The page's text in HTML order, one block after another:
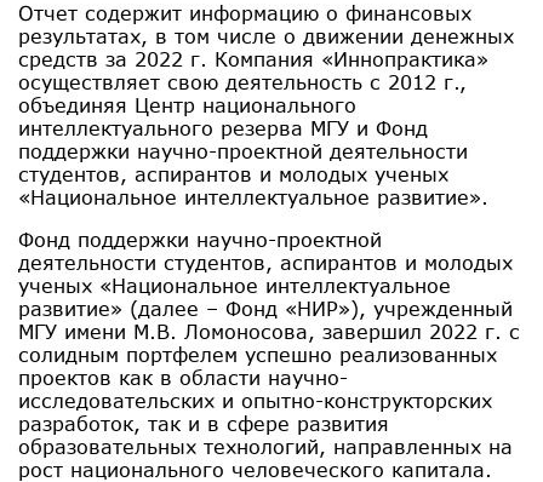
Отчет содержит информацию о финансовых
результатах, в том числе о движении денежных
средств за 2022 г. Компания «Иннопрактика»
осуществляет свою деятельность с 2012 г.,
объединяя Центр национального
интеллектуального резерва МГУ и Фонд
поддержки научно-проектной деятельности
студентов, аспирантов и молодых ученых
«Национальное интеллектуальное развитие».
Фонд поддержки научно-проектной
деятельности студентов, аспирантов и молодых
ученых «Национальное интеллектуальное
развитие» (далее – Фонд «НИР»), учрежденный
МГУ имени М.В. Ломоносова, завершил 2022 г. с
солидным портфелем успешно реализованных
проектов как в области научно-
исследовательских и опытно-конструкторских
разработок, так и в сфере развития
образовательных технологий, направленных на
рост национального человеческого капитала.